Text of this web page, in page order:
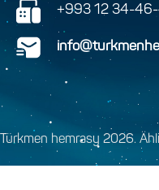
+993 12 34-
Türkmen hemrasy 2026.